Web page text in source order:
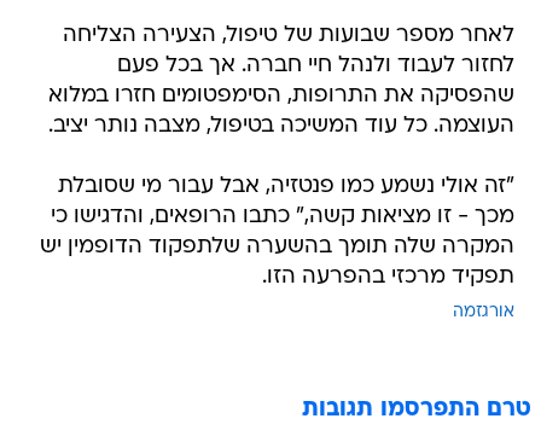
לאחר מספר שבועות של טיפול, הצעירה הצליחה
לחזור לעבוד ולנהל חיי חברה. אך בכל פעם
שהפסיקה את התרופות, הסימפטומים חזרו במלוא
העוצמה. כל עוד המשיכה בטיפול, מצבה נותר יציב.
"זה אולי נשמע כמו פנטזיה, אבל עבור מי שסובלת
מכך - זו מציאות קשה," כתבו הרופאים, והדגישו כי
המקרה שלה תומך בהשערה שלתפקוד הדופמין יש
תפקיד מרכזי בהפרעה הזו.
אורגזמה
טרם התפרסמו תגובות